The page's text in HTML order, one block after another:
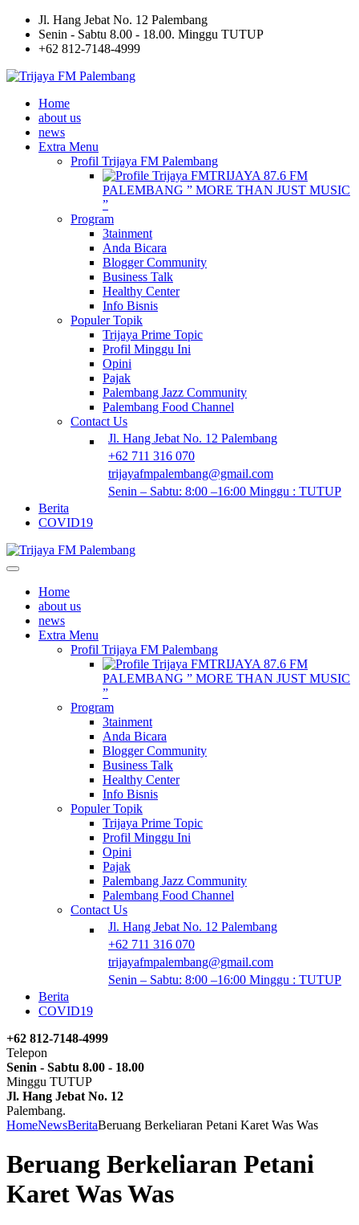
Jl. Hang Jebat No. 12 Palembang
Senin - Sabtu 8.00 - 18.00. Minggu TUTUP
+62 812-7148-4999
Home
about us
news
Extra Menu
Profil Trijaya FM Palembang
TRIJAYA 87.6 FM
PALEMBANG ” MORE THAN JUST MUSIC
”
Program
3tainment
Anda Bicara
Blogger Community
Business Talk
Healthy Center
Info Bisnis
Populer Topik
Trijaya Prime Topic
Profil Minggu Ini
Opini
Pajak
Palembang Jazz Community
Palembang Food Channel
Contact Us
Jl. Hang Jebat No. 12 Palembang
+62 711 316 070
trijayafmpalembang@gmail.com
Senin – Sabtu: 8:00 –16:00 Minggu : TUTUP
Berita
COVID19
Home
about us
news
Extra Menu
Profil Trijaya FM Palembang
TRIJAYA 87.6 FM
PALEMBANG ” MORE THAN JUST MUSIC
”
Program
3tainment
Anda Bicara
Blogger Community
Business Talk
Healthy Center
Info Bisnis
Populer Topik
Trijaya Prime Topic
Profil Minggu Ini
Opini
Pajak
Palembang Jazz Community
Palembang Food Channel
Contact Us
Jl. Hang Jebat No. 12 Palembang
+62 711 316 070
trijayafmpalembang@gmail.com
Senin – Sabtu: 8:00 –16:00 Minggu : TUTUP
Berita
COVID19
+62 812-7148-4999
Telepon
Senin - Sabtu 8.00 - 18.00
Minggu TUTUP
Jl. Hang Jebat No. 12
Palembang.
HomeNewsBeritaBeruang Berkeliaran Petani Karet Was Was
Beruang Berkeliaran Petani
Karet Was Was